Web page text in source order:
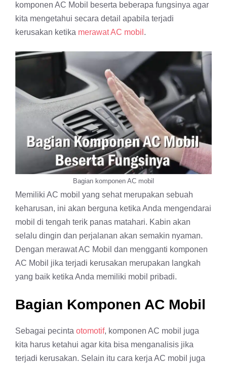
komponen AC Mobil beserta beberapa fungsinya agar
kita mengetahui secara detail apabila terjadi
kerusakan ketika merawat AC mobil .
Bagian komponen AC mobil
Memiliki AC mobil yang sehat merupakan sebuah
keharusan, ini akan berguna ketika Anda mengendarai
mobil di tengah terik panas matahari. Kabin akan
selalu dingin dan perjalanan akan semakin nyaman.
Dengan merawat AC Mobil dan mengganti komponen
AC Mobil jika terjadi kerusakan merupakan langkah
yang baik ketika Anda memiliki mobil pribadi.
Bagian Komponen AC Mobil
Sebagai pecinta otomotif, komponen AC mobil juga
kita harus ketahui agar kita bisa menganalisis jika
terjadi kerusakan. Selain itu cara kerja AC mobil juga